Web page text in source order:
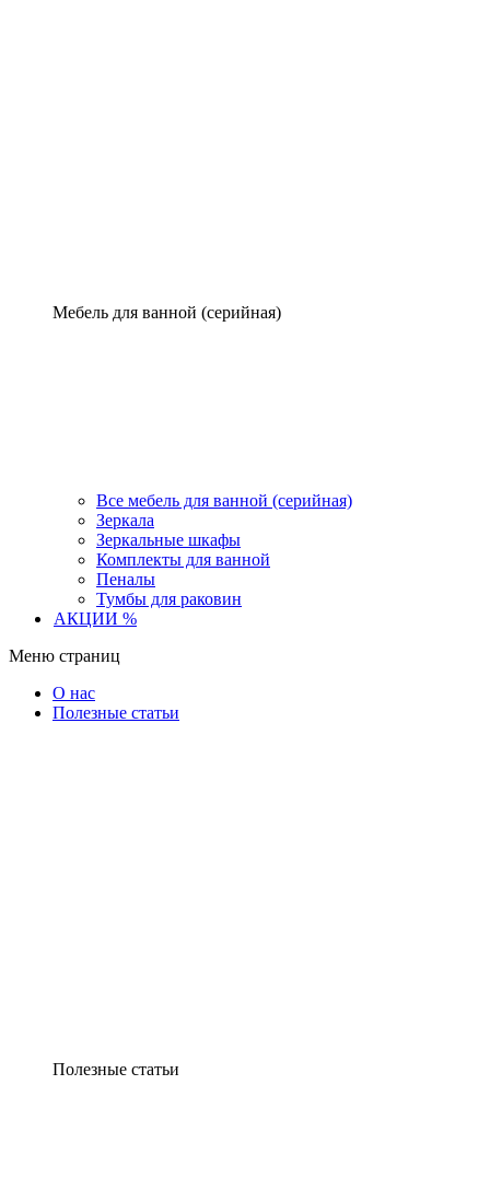
Мебель для ванной (серийная)
Все мебель для ванной (серийная)
Зеркала
Зеркальные шкафы
Комплекты для ванной
Пеналы
Тумбы для раковин
АКЦИИ %
Меню страниц
О нас
Полезные статьи
Полезные статьи